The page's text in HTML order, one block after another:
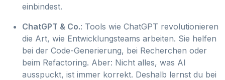
einbindest.
ChatGPT & Co.: Tools wie ChatGPT revolutionieren
die Art, wie Entwicklungsteams arbeiten. Sie helfen
bei der Code-Generierung, bei Recherchen oder
beim Refactoring. Aber: Nicht alles, was AI
ausspuckt, ist immer korrekt. Deshalb lernst du bei